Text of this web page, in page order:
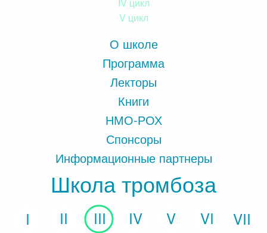
V цикл
О школе
Программа
Лекторы
Книги
НМО-РОХ
Спонсоры
Информационные партнеры
Школа тромбоза